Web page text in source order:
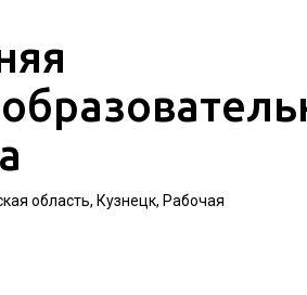
область, Кузнецк, Рабочая